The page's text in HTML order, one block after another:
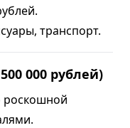
транспорт.
000 рублей)